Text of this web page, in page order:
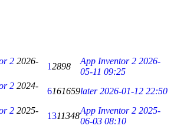
2 2026-
12898
App Inventor 2 2026-
05-11 09:25
2 2024-
6161659later 2026-01-12 22:50
2 2025-
1311348
App Inventor 2 2025-
06-03 08:10